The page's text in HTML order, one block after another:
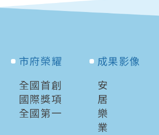
市府榮耀
全國首創
國際獎項
全國第一
成果影像
安
居
樂
業